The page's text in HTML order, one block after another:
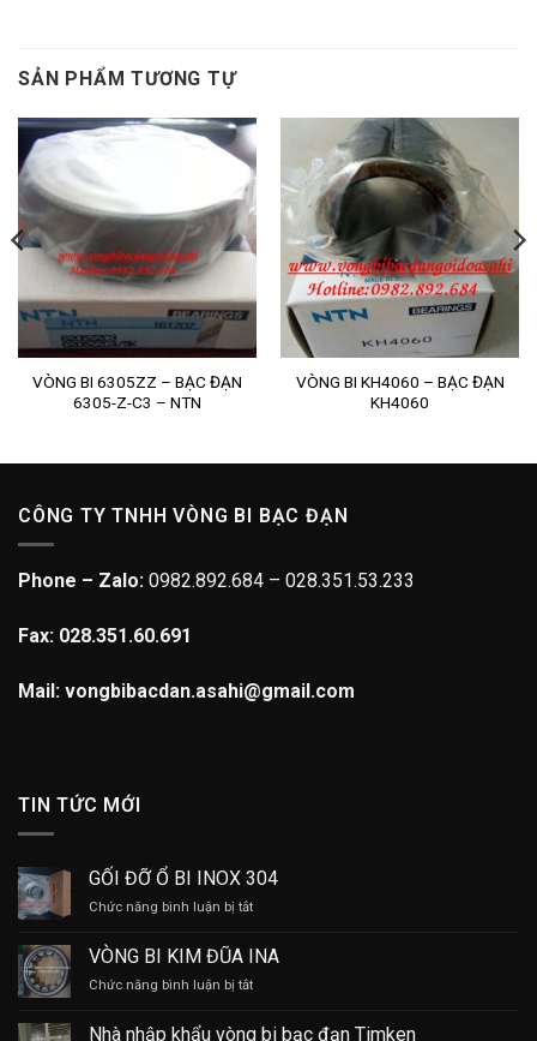
SẢN PHẨM TƯƠNG TỰ
VÒNG BI 6305ZZ – BẠC ĐẠN
6305-Z-C3 – NTN
VÒNG BI KH4060 – BẠC ĐẠN
KH4060
CÔNG TY TNHH VÒNG BI BẠC ĐẠN
Phone – Zalo: 0982.892.684 – 028.351.53.233
Fax: 028.351.60.691
Mail: vongbibacdan.asahi@gmail.com
TIN TỨC MỚI
GỐI ĐỠ Ổ BI INOX 304
Chức năng bình luận bị tắtở
ĐỠ
Ổ
BI
304
VÒNG BI KIM ĐŨA INA
Chức năng bình luận bị tắtở
BI
Nhà nhập khẩu vòng bi bạc đạn Timken